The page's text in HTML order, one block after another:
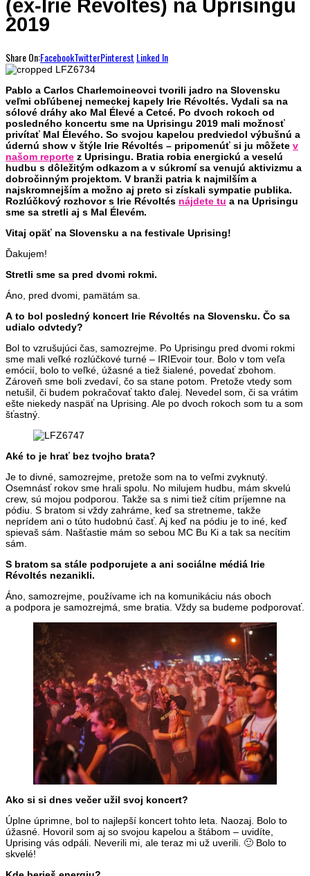
(ex-Irie Révoltés) na Uprisingu
2019
Share On:FacebookTwitterPinterest Linked In
Pablo a Carlos Charlemoineovci tvorili jadro na Slovensku
veľmi obľúbenej nemeckej kapely Irie Révoltés. Vydali sa na
sólové dráhy ako Mal Élevé a Cetcé. Po dvoch rokoch od
posledného koncertu sme na Uprisingu 2019 mali možnosť
privítať Mal Élevého. So svojou kapelou predviedol výbušnú a
údernú show v štýle Irie Révoltés – pripomenúť si ju môžete v
našom reporte z Uprisingu. Bratia robia energickú a veselú
hudbu s dôležitým odkazom a v súkromí sa venujú aktivizmu a
dobročinným projektom. V branži patria k najmilším a
najskromnejším a možno aj preto si získali sympatie publika.
Rozlúčkový rozhovor s Irie Révoltés nájdete tu a na Uprisingu
sme sa stretli aj s Mal Élevém.
Vitaj opäť na Slovensku a na festivale Uprising!
Ďakujem!
Stretli sme sa pred dvomi rokmi.
Áno, pred dvomi, pamätám sa.
A to bol posledný koncert Irie Révoltés na Slovensku. Čo sa
udialo odvtedy?
Bol to vzrušujúci čas, samozrejme. Po Uprisingu pred dvomi rokmi
sme mali veľké rozlúčkové turné – IRIEvoir tour. Bolo v tom veľa
emócií, bolo to veľké, úžasné a tiež šialené, povedať zbohom.
Zároveň sme boli zvedaví, čo sa stane potom. Pretože vtedy som
netušil, či budem pokračovať takto ďalej. Nevedel som, či sa vrátim
ešte niekedy naspäť na Uprising. Ale po dvoch rokoch som tu a som
šťastný.
Aké to je hrať bez tvojho brata?
Je to divné, samozrejme, pretože som na to veľmi zvyknutý.
Osemnásť rokov sme hrali spolu. No milujem hudbu, mám skvelú
crew, sú mojou podporou. Takže sa s nimi tiež cítim príjemne na
pódiu. S bratom si vždy zahráme, keď sa stretneme, takže
neprídem ani o túto hudobnú časť. Aj keď na pódiu je to iné, keď
spievaš sám. Našťastie mám so sebou MC Bu Ki a tak sa necítim
sám.
S bratom sa stále podporujete a ani sociálne médiá Irie
Révoltés nezanikli.
Áno, samozrejme, používame ich na komunikáciu nás oboch
a podpora je samozrejmá, sme bratia. Vždy sa budeme podporovať.
Ako si si dnes večer užil svoj koncert?
Úplne úprimne, bol to najlepší koncert tohto leta. Naozaj. Bolo to
úžasné. Hovoril som aj so svojou kapelou a štábom – uvidíte,
Uprising vás odpáli. Neverili mi, ale teraz mi už uverili. 🙂 Bolo to
skvelé!